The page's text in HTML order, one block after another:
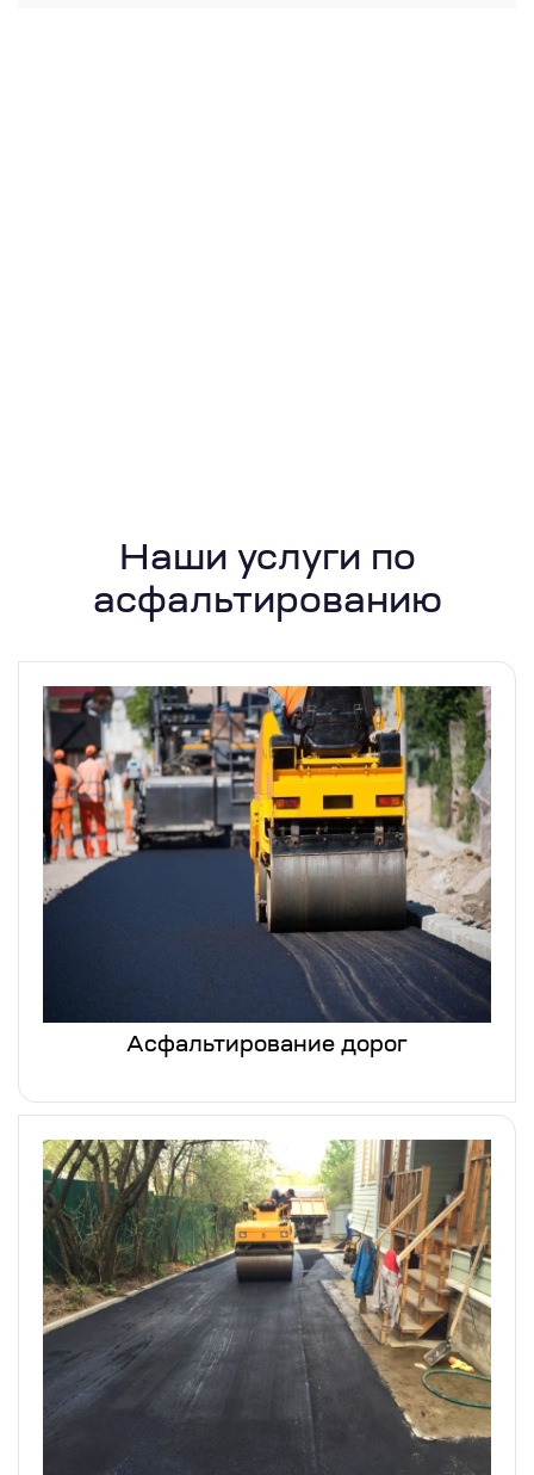
Наши услуги по
асфальтированию
Асфальтирование дорог